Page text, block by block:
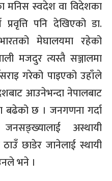
मनिस स्वदेश वा विदेशका
पनि देखिएको डा.
मेघालयमा रहेको
मजदुर त्यस्तै सञ्जालमा
गरेको पाइएको उहाँले
आउनेभन्दा नेपालबाट
बढेको छ । जनगणना गर्दा
अस्थायी
छाडेर जानेलाई स्थायी
भने ।